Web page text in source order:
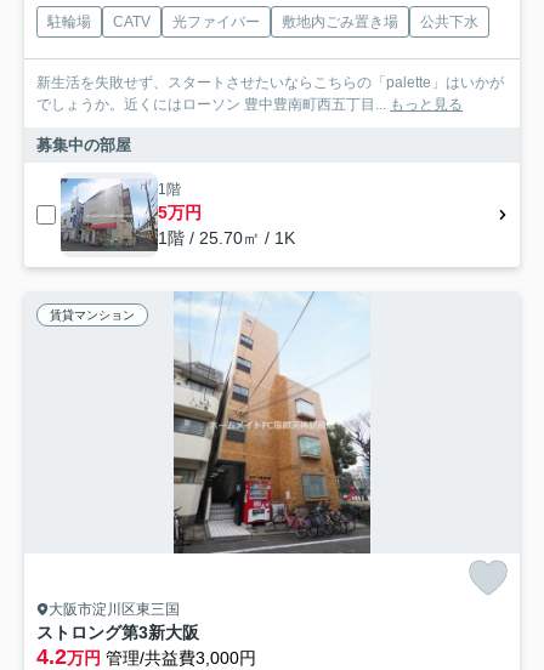
駐輪場 CATV 光ファイバー 敷地内ごみ置き場 公共下水
新生活を失敗せず、スタートさせたいならこちらの「palette」はいかが
でしょうか。近くにはローソン 豊中豊南町西五丁目... もっと見る
募集中の部屋
1階
5万円
1階 / 25.70㎡ / 1K
賃貸マンション
大阪市淀川区東三国
ストロング第3新大阪
4.2万円 管理/共益費3,000円